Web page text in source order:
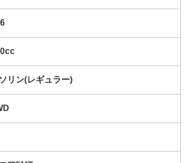
リン(レギュラー)